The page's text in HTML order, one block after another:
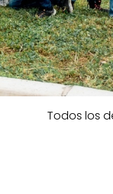
Todos los